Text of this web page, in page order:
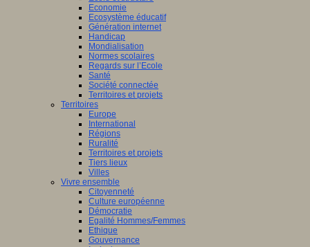
Economie
Ecosystème éducatif
Génération internet
Handicap
Mondialisation
Normes scolaires
Regards sur l’Ecole
Santé
Société connectée
Territoires et projets
Territoires
Europe
International
Régions
Ruralité
Territoires et projets
Tiers lieux
Villes
Vivre ensemble
Citoyenneté
Culture européenne
Démocratie
Egalité Hommes/Femmes
Ethique
Gouvernance